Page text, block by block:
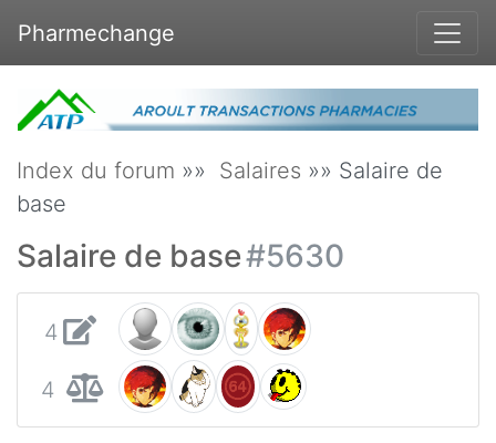
Pharmechange
Index du forum »» Salaires »» Salaire de
base
Salaire de base#5630
4
4